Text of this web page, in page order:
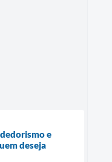
e
deseja